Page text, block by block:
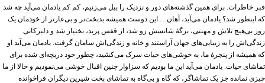
قبر خاطرات. برای همین گذشته‌های دور و نزدیک را بیل می‌زنیم، کم کم یادمان می‌آید چه شد
که اینطور شد؟ یادمان می‌آید، آهان… این دوست همیشه بدبخت‌تر و بی‌عارتر از خودمان یک
روز بی‌هیچ تلاش و مهنتی، برگۀ شانسش رو شد، از قفس پرید، بختیار شد و دلبرکانی
زندگی‌اش را به زیبایی‌های جهان آراستند و خانه و زندگی‌اش سامان گرفت. یادمان می‌آید او
که همیشه از پنجرۀ ما، به خوشی‌های حیات سرک می‌کشید، چطور خود دریچه‌ای شده برای
تماشای حیات. یادمان می‌آید این ما بودیم که سزاوار چنین اقبال خوشی می‌نمودیم و حالا از ما
چیزی نمانده جز یک تماشاگر، که گاه و بی‌گاه به تماشای بخت شیرین دیگران فراخوانده